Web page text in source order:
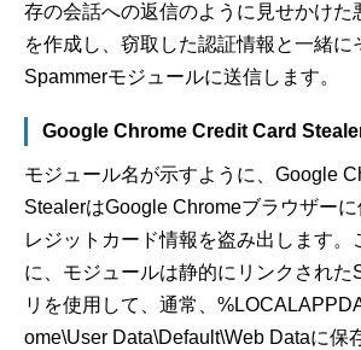
存の会話への返信のように見せかけた
を作成し、窃取した認証情報と一緒に
Spammerモジュールに送信します。
Google Chrome Credit Card
モジュール名が示すように、Google
StealerはGoogle Chromeブラウザー
レジットカード情報を盗み出します。
に、モジュールは静的にリンクされた
リを使用して、通常、
ome\User Data\Default\Web Dataに保